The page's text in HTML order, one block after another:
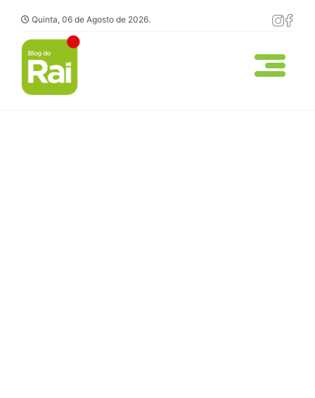
Quinta, 06 de Agosto de 2026.